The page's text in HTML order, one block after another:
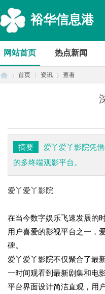
裕华信息港
网站首页 热点新闻
首页 资讯 查看
摘要
爱丫爱丫影院凭
的多终端观影平台。
爱丫爱丫影院
在当今数字娱乐飞速发展的
用户喜爱的影视平台之一，
碑。
爱丫爱丫影院不仅聚合了最
一时间观看到最新剧集和电
平台界面设计简洁直观，用